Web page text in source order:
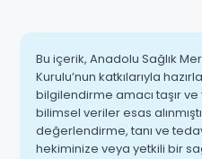
Bu içerik, Anadolu Sağlık
Kurulu’nun katkılarıyla
bilgilendirme amacı taşır ve
bilimsel veriler esas
değerlendirme, tanı ve
hekiminize veya yetkili bir